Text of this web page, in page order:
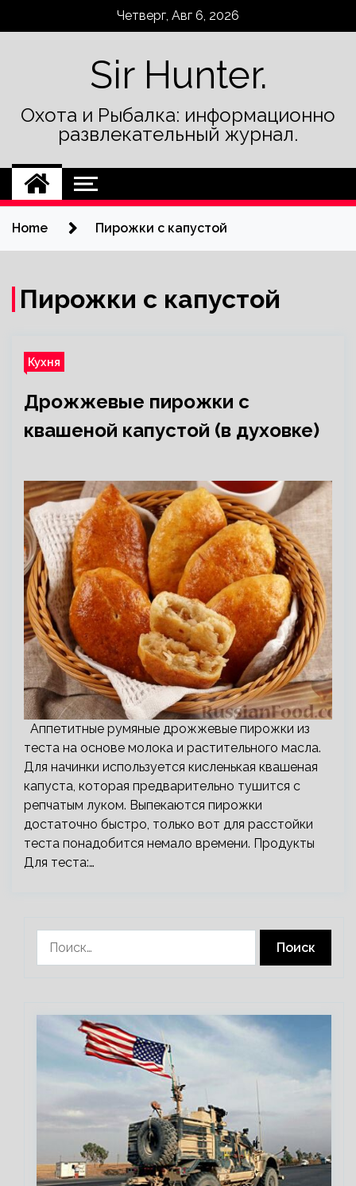
Четверг, Авг 6, 2026
Sir Hunter.
Охота и Рыбалка: информационно
развлекательный журнал.
Home Пирожки с капустой
Пирожки с капустой
Кухня
Дрожжевые пирожки с
квашеной капустой (в духовке)
Аппетитные румяные дрожжевые пирожки из
теста на основе молока и растительного масла.
Для начинки используется кисленькая квашеная
капуста, которая предварительно тушится с
репчатым луком. Выпекаются пирожки
достаточно быстро, только вот для расстойки
теста понадобится немало времени. Продукты
Для теста:…